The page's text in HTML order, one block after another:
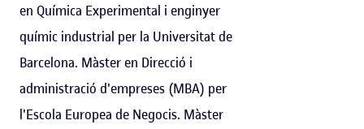
en Química Experimental i enginyer
químic industrial per la Universitat de
Barcelona. Màster en Direcció i
administració d'empreses (MBA) per
l'Escola Europea de Negocis. Màster